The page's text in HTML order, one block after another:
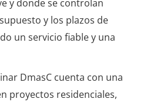
y donde se controlan
y los plazos de
un servicio fiable y una
DmasC cuenta con una
proyectos residenciales,